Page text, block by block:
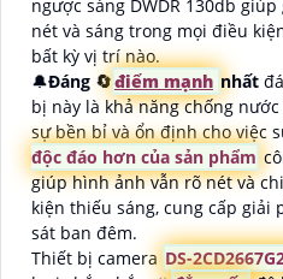
ngược sáng DWDR 130db
nét và sáng trong mọi điều
bất kỳ vị trí nào.
🔔Đáng 🔄điểm mạnh nhất
bị này là khả năng chống
sự bền bỉ và ổn định cho việc
độc đáo hơn của sản phẩm
giúp hình ảnh vẫn rõ nét và
kiện thiếu sáng, cung cấp giải
sát ban đêm.
Thiết bị camera DS-